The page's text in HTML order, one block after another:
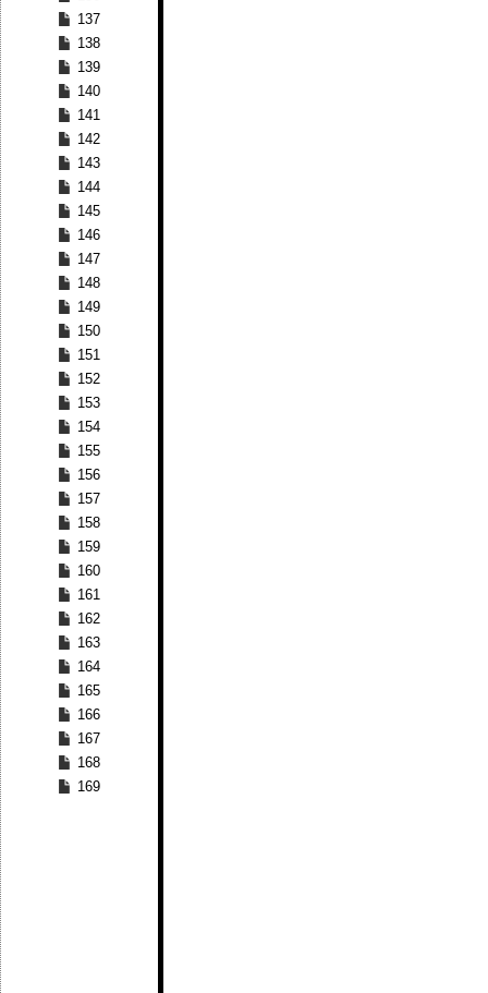
137
138
139
140
141
142
143
144
145
146
147
148
149
150
151
152
153
154
155
156
157
158
159
160
161
162
163
164
165
166
167
168
169